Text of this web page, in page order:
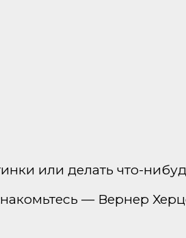
или делать что-
— Вернер